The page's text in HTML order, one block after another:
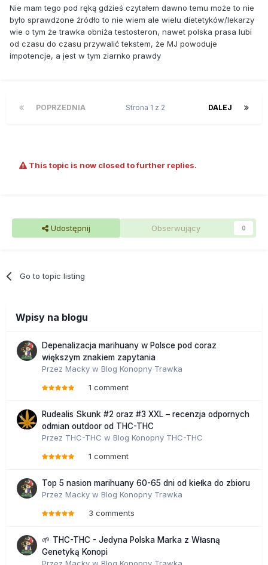
Nie mam tego pod ręką gdzieś czytałem dawno temu może to nie
było sprawdzone źródło to nie wiem ale wielu dietetyków/lekarzy
wie o tym że trawka obniża testosteron, nawet polska prasa lubi
od czasu do czasu przywalić tekstem, że MJ powoduje
impotencje, a jest w tym ziarnko prawdy
POPRZEDNIA DALEJ
Strona 1 z 2
This topic is now closed to further replies.
Udostępnij Obserwujący 0
Go to topic listing
Wpisy na blogu
Depenalizacja marihuany w Polsce pod coraz
większym znakiem zapytania
Przez Macky w Blog Konopny Trawka
1 comment
Rudealis Skunk #2 oraz #3 XXL – recenzja odpornych
odmian outdoor od THC-THC
Przez THC-THC w Blog Konopny THC-THC
1 comment
Top 5 nasion marihuany 60-65 dni od kiełka do zbioru
Przez Macky w Blog Konopny Trawka
3 comments
🌱 THC-THC - Jedyna Polska Marka z Własną
Genetyką Konopi
Przez Macky w Blog Konopny Trawka